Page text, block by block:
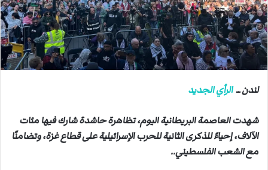
ا
ل
ك
ت
و
ي
ا
لندن ــالرأي الجديد
شهدت العاصمة البريطانية اليوم، تظاهرة حاشدة شارك فيها مئات
الآلاف، إحياءً للذكرى الثانية للحرب الإسرائيلية على قطاع غزة، وتضامنًا
مع الشعب الفلسطيني..